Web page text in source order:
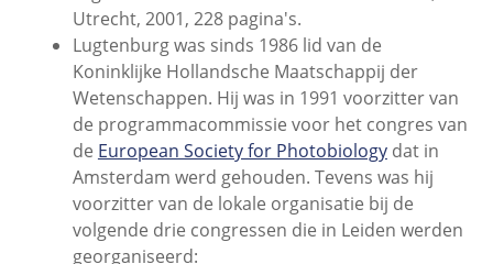
Utrecht, 2001, 228 pagina's.
Lugtenburg was sinds 1986 lid van de
Koninklijke Hollandsche Maatschappij der
Wetenschappen. Hij was in 1991 voorzitter van
de programmacommissie voor het congres van
de European Society for Photobiologydat in
Amsterdam werd gehouden. Tevens was hij
voorzitter van de lokale organisatie bij de
volgende drie congressen die in Leiden werden
georganiseerd: